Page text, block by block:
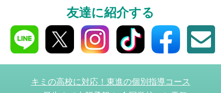
高3生・高2生・高1生対
資料請求・イベン
ら！
友達に紹介する
キミの高校に対応！東進の個別指導コース